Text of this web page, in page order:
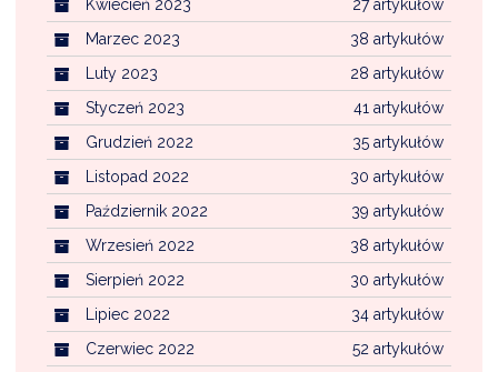
27 artykułów
Kwiecień 2023
38 artykułów
Marzec 2023
28 artykułów
Luty 2023
41 artykułów
Styczeń 2023
35 artykułów
Grudzień 2022
30 artykułów
Listopad 2022
39 artykułów
Październik 2022
38 artykułów
Wrzesień 2022
30 artykułów
Sierpień 2022
34 artykułów
Lipiec 2022
52 artykułów
Czerwiec 2022